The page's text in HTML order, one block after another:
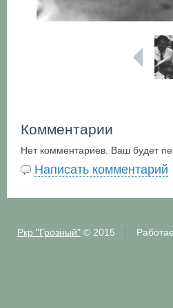
Комментарии
Нет комментариев. Ваш будет
Написать комментарий
Ркр "Грозный"© 2015